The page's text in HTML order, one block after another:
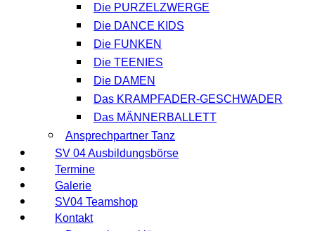
Die PURZELZWERGE
Die DANCE KIDS
Die FUNKEN
Die TEENIES
Die DAMEN
Das KRAMPFADER-GESCHWADER
Das MÄNNERBALLETT
Ansprechpartner Tanz
SV 04 Ausbildungsbörse
Termine
Galerie
SV04 Teamshop
Kontakt